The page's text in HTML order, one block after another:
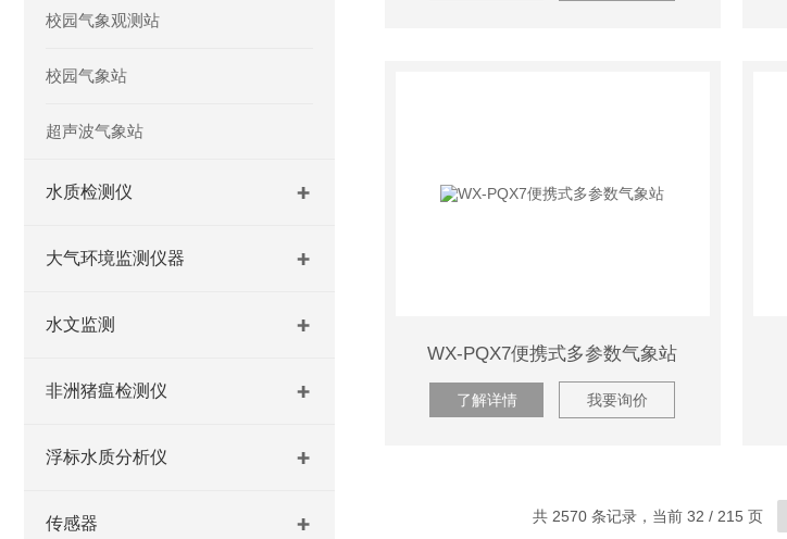
校园气象观测站
校园气象站
超声波气象站
水质检测仪
大气环境监测仪器
水文监测
非洲猪瘟检测仪
浮标水质分析仪
传感器
WX-PQX7便携式多参数气象站
了解详情 我要询价
共 2570 条记录，当前 32 / 215 页